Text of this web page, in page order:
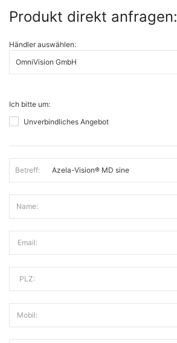
Produkt direkt anfragen:
Händler auswählen:
Ich bitte um:
Unverbindliches Angebot
Betreff:
Name:
Email:
PLZ:
Mobil: